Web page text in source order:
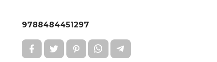
9788484451297